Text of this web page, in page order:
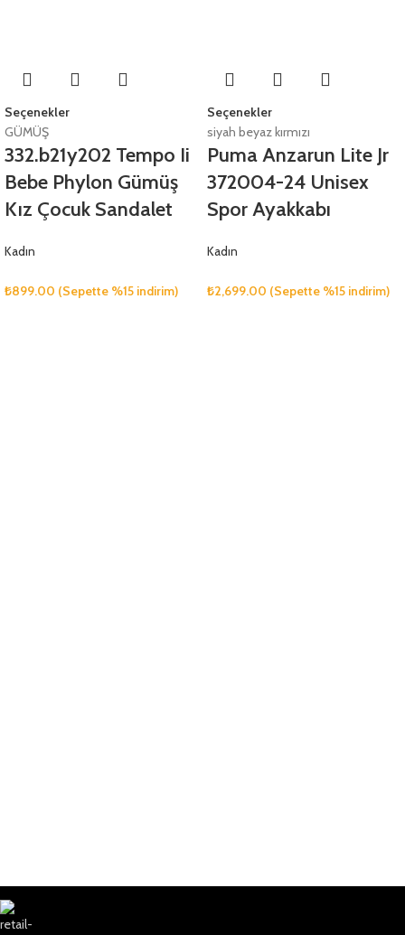
Seçenekler
GÜMÜŞ
332.b21y202 Tempo Ii
Bebe Phylon Gümüş
Kız Çocuk Sandalet
Kadın
₺899.00 (Sepette %15 indirim)
Seçenekler
siyah beyaz kırmızı
Puma Anzarun Lite Jr
372004-24 Unisex
Spor Ayakkabı
Kadın
₺2,699.00 (Sepette %15 indirim)